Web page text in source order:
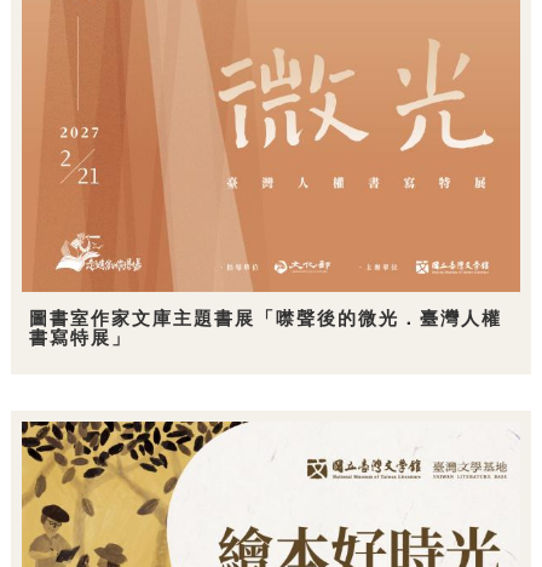
圖書室作家文庫主題書展「噤聲後的微光．臺灣人權
書寫特展」